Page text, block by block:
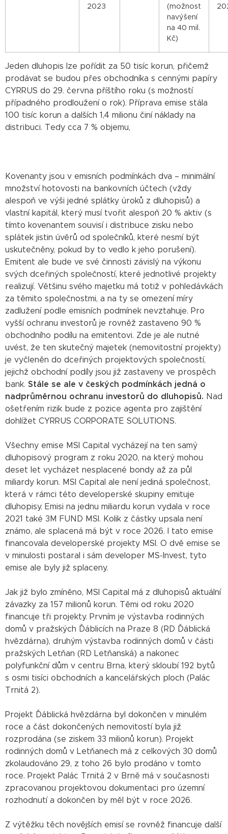
2023
(možnost
navýšení
na 40 mil.
Kč)
Jeden dluhopis lze pořídit za 50 tisíc korun, přičemž
prodávat se budou přes obchodníka s cennými papíry
CYRRUS do 29. června příštího roku (s možností
případného prodloužení o rok). Příprava emise stála
100 tisíc korun a dalších 1,4 milionu činí náklady na
distribuci. Tedy cca 7 % objemu,
Kovenanty jsou v emisních podmínkách dva – minimální
množství hotovosti na bankovních účtech (vždy
alespoň ve výši jedné splátky úroků z dluhopisů) a
vlastní kapitál, který musí tvořit alespoň 20 % aktiv (s
tímto kovenantem souvisí i distribuce zisku nebo
splátek jistin úvěrů od společníků, které nesmí být
uskutečněny, pokud by to vedlo k jeho porušení).
Emitent ale bude ve své činnosti závislý na výkonu
svých dceřiných společností, které jednotlivé projekty
realizují. Většinu svého majetku má totiž v pohledávkách
za těmito společnostmi, a na ty se omezení míry
zadlužení podle emisních podmínek nevztahuje. Pro
vyšší ochranu investorů je rovněž zastaveno 90 %
obchodního podílu na emitentovi. Zde je ale nutné
uvést, že ten skutečný majetek (nemovitostní projekty)
je vyčleněn do dceřiných projektových společností,
jejichž obchodní podíly jsou již zastaveny ve prospěch
bank. Stále se ale v českých podmínkách jedná o
nadprůměrnou ochranu investorů do dluhopisů. Nad
ošetřením rizik bude z pozice agenta pro zajištění
dohlížet CYRRUS CORPORATE SOLUTIONS.
Všechny emise MSI Capital vycházejí na ten samý
dluhopisový program z roku 2020, na který mohou
deset let vycházet nesplacené bondy až za půl
miliardy korun. MSI Capital ale není jediná společnost,
která v rámci této developerské skupiny emituje
dluhopisy. Emisi na jednu miliardu korun vydala v roce
2021 také 3M FUND MSI. Kolik z částky upsala není
známo, ale splacená má být v roce 2026. I tato emise
financovala developerské projekty MSI. O dvě emise se
v minulosti postaral i sám developer MS-Invest, tyto
emise ale byly již splaceny.
Jak již bylo zmíněno, MSI Capital má z dluhopisů aktuální
závazky za 157 milionů korun. Těmi od roku 2020
financuje tři projekty. Prvním je výstavba rodinných
domů v pražských Ďáblicích na Praze 8 (RD Ďáblická
hvězdárna), druhým výstavba rodinných domů v části
pražských Letňan (RD Letňanská) a nakonec
polyfunkční dům v centru Brna, který skloubí 192 bytů
s osmi tisíci obchodních a kancelářských ploch (Palác
Trnitá 2).
Projekt Ďáblická hvězdárna byl dokončen v minulém
roce a část dokončených nemovitostí byla již
rozprodána (se ziskem 33 milionů korun). Projekt
rodinných domů v Letňanech má z celkových 30 domů
zkolaudováno 29, z toho 26 bylo prodáno v tomto
roce. Projekt Palác Trnitá 2 v Brně má v současnosti
zpracovanou projektovou dokumentaci pro územní
rozhodnutí a dokončen by měl být v roce 2026.
Z výtěžku těch novějších emisí se rovněž financuje další